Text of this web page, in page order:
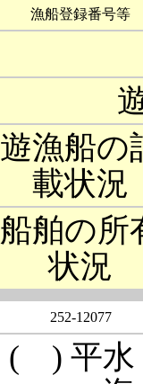
漁船登録番号等
遊漁船の
載状況
船舶の所
状況
252-12077
( ) 平